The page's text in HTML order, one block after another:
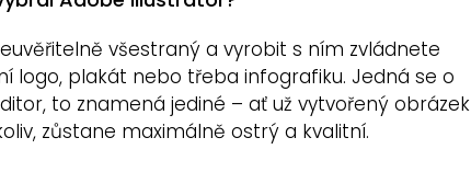
všestraný a vyrobit s ním zvládnete
logo, plakát nebo třeba infografiku. Jedná se o
to znamená jediné – ať už vytvořený obrázek
zůstane maximálně ostrý a kvalitní.